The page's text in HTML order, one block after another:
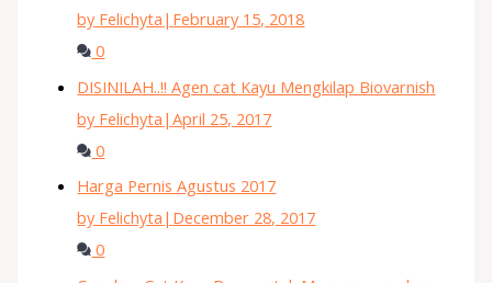
by Felichyta | February 15, 2018
0
DISINILAH..!! Agen cat Kayu Mengkilap Biovarnish
by Felichyta |April 25, 2017
0
Harga Pernis Agustus 2017
by Felichyta | December 28, 2017
0